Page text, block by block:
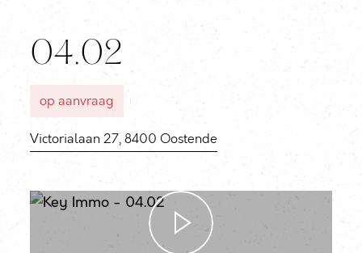
04.02
op aanvraag
Victorialaan 27, 8400 Oostende